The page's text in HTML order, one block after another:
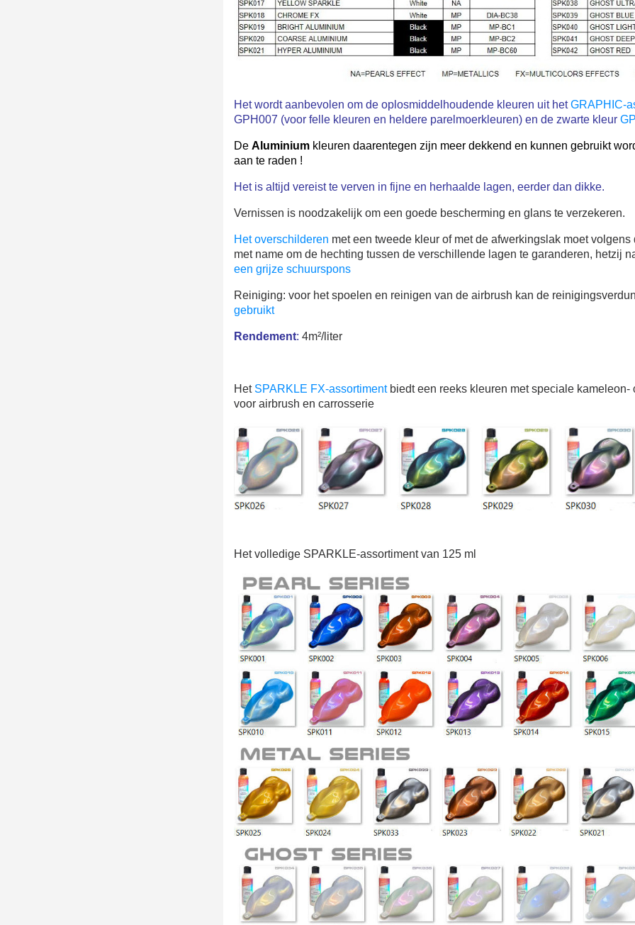
Het wordt aanbevolen om de oplosmiddelhoudende kleuren uit hetGRAPHIC-
GPH007 (voor felle kleuren en heldere parelmoerkleuren) en de zwarte kleur
De Aluminiumkleuren daarentegen zijn meer dekkend en kunnen gebruikt
aan te raden !
Het is altijd vereist te verven in fijne en herhaalde lagen, eerder dan dikke.
Vernissen is noodzakelijk om een goede bescherming en glans te verzekeren.
Het overschilderen met een tweede kleur of met de afwerkingslak moet
met name om de hechting tussen de verschillende lagen te garanderen, hetzij
een grijze schuurspons
Reiniging: voor het spoelen en reinigen van de airbrush kan de
gebruikt
Rendement: 4m²/liter
Het SPARKLE FX-assortimentbiedt een reeks kleuren met speciale kameleon-
voor airbrush en carrosserie
Het volledige SPARKLE-assortiment van 125 ml